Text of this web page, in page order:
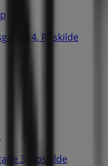
14, Roskilde
3, Roskilde